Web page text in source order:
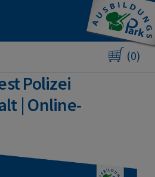
(0)
Polizei
| Online-